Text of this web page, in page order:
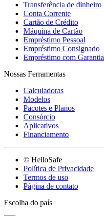
Transferência de dinheiro
Conta Corrente
Cartão de Crédito
Máquina de Cartão
Empréstimo Pessoal
Empréstimo Consignado
Empréstimo com Garantia
Nossas Ferramentas
Calculadoras
Modelos
Pacotes e Planos
Consórcio
Aplicativos
Financiamento
© HelloSafe
Política de Privacidade
Termos de uso
Página de contato
Escolha do país